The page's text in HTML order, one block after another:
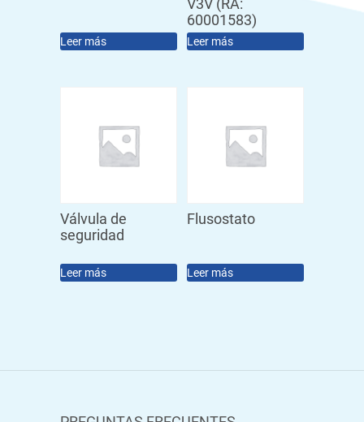
Leer más
V3V (RA:
60001583)
Leer más
Válvula de
seguridad
Leer más
Flusostato
Leer más